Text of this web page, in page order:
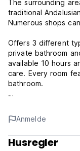
The surrounding
traditional
Numerous shops
Offers 3 different
private bathroom
available 10 hours
care. Every room
bathroom.
being able to go
The Monkey Room
Anmelde
Husregler